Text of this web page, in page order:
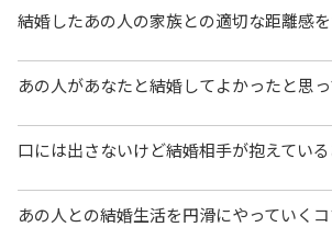
結婚したあの人の家族との適切な距離感
あの人があなたと結婚してよかったと思
口には出さないけど結婚相手が抱えてい
あの人との結婚生活を円滑にやっていく